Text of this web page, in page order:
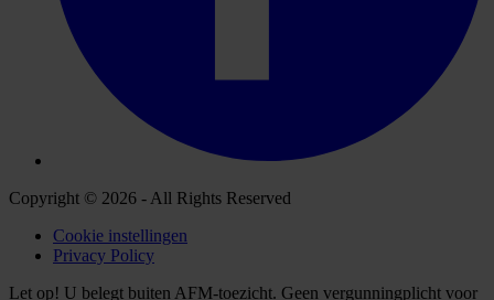
Copyright © 2026 - All Rights Reserved
Cookie instellingen
Privacy Policy
Let op! U belegt buiten AFM-toezicht. Geen vergunningplicht voor